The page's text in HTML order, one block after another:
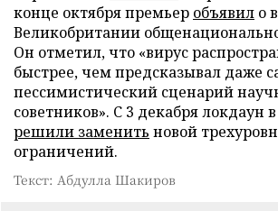
конце октября премьер объявил о
Великобритании
Он отметил, что «вирус
быстрее, чем предсказывал даже
пессимистический сценарий
советников». С 3 декабря локдаун
решили заменить новой
ограничений.
Текст: Абдулла Шакиров